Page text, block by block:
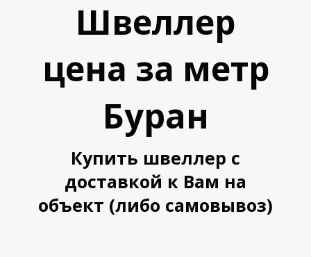
Л
Швеллер
цена за метр
Буран
Купить швеллер с
доставкой к Вам на
объект (либо самовывоз)
Л